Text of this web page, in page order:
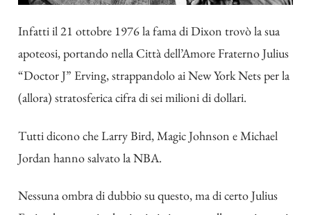
Infatti il 21 ottobre 1976 la fama di Dixon trovò la sua
apoteosi, portando nella Città dell’Amore Fraterno Julius
“Doctor J” Erving, strappandolo ai New York Nets per la
(allora) stratosferica cifra di sei milioni di dollari.
Tutti dicono che Larry Bird, Magic Johnson e Michael
Jordan hanno salvato la NBA.
Nessuna ombra di dubbio su questo, ma di certo Julius